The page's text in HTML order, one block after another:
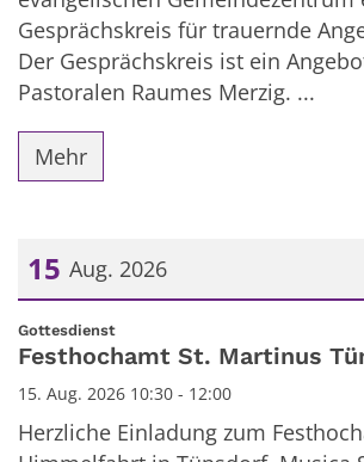
Gesprächskreis für trauernde
Der Gesprächskreis ist ein
Pastoralen Raumes Merzig. ...
Mehr
15 Aug. 2026
Datum: 15. August 2026
Gottesdienst:
Festhochamt St. Martinus
15. Aug. 2026 10:30 - 12:00
Herzliche Einladung zum